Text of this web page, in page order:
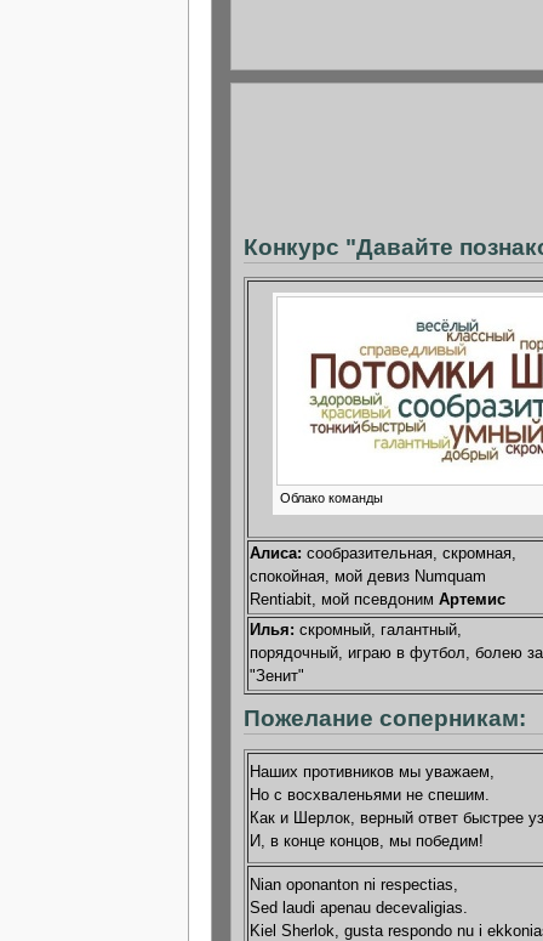
Конкурс "Давайте
Облако команды
Алиса: сообразительная, скромная,
спокойная, мой девиз Numquam
Rentiabit, мой псевдоним Артемис
Илья: скромный, галантный,
порядочный, играю в футбол, болею за
"Зенит"
Пожелание соперникам:
Наших противников мы уважаем,
Но с восхваленьями не спешим.
Как и Шерлок, верный ответ быстрее
И, в конце концов, мы победим!
Nian oponanton ni respectias,
Sed laudi apenau decevaligias.
Kiel Sherlok, gusta respondo nu i